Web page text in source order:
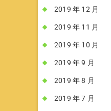
2019 年 12 月
2019 年 11 月
2019 年 10 月
2019 年 9 月
2019 年 8 月
2019 年 7 月